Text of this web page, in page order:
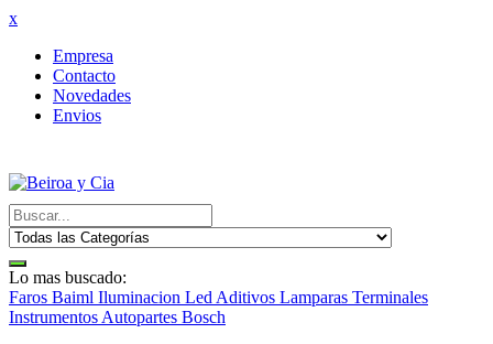
x
Empresa
Contacto
Novedades
Envios
Lo mas buscado:
Faros Baiml Iluminacion Led Aditivos Lamparas Terminales
Instrumentos Autopartes Bosch